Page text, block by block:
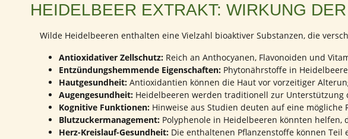
HEIDELBEER EXTRAKT: WIRKUNG
Wilde Heidelbeeren enthalten eine Vielzahl bioaktiver Substanzen, die
Antioxidativer Zellschutz:Reich an Anthocyanen, Flavonoiden und
Entzündungshemmende Eigenschaften:Phytonährstoffe in
Hautgesundheit:Antioxidantien können die Haut vor vorzeitiger
Augengesundheit:Heidelbeeren werden traditionell zur Unterstützung
Kognitive Funktionen:Hinweise aus Studien deuten auf eine mögliche
Blutzuckermanagement:Polyphenole in Heidelbeeren könnten helfen,
Herz-Kreislauf-Gesundheit:Die enthaltenen Pflanzenstoffe können